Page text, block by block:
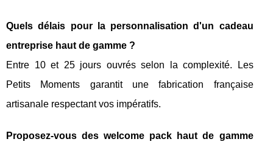
Quels délais pour la personnalisation d'un cadeau
entreprise haut de gamme ?
Entre 10 et 25 jours ouvrés selon la complexité. Les
Petits Moments garantit une fabrication française
artisanale respectant vos impératifs.
Proposez-vous des welcome pack haut de gamme